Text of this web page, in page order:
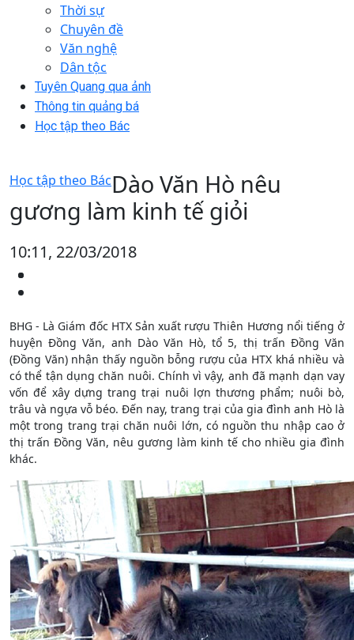
Thời sự
Chuyên đề
Văn nghệ
Dân tộc
Tuyên Quang qua ảnh
Thông tin quảng bá
Học tập theo Bác
Học tập theo BácDào Văn Hò nêu
gương làm kinh tế giỏi
10:11, 22/03/2018
BHG - Là Giám đốc HTX Sản xuất rượu Thiên Hương nổi tiếng ở
huyện Đồng Văn, anh Dào Văn Hò, tổ 5, thị trấn Đồng Văn
(Đồng Văn) nhận thấy nguồn bỗng rượu của HTX khá nhiều và
có thể tận dụng chăn nuôi. Chính vì vậy, anh đã mạnh dạn vay
vốn để xây dựng trang trại nuôi lợn thương phẩm; nuôi bò,
trâu và ngựa vỗ béo. Đến nay, trang trại của gia đình anh Hò là
một trong trang trại chăn nuôi lớn, có nguồn thu nhập cao ở
thị trấn Đồng Văn, nêu gương làm kinh tế cho nhiều gia đình
khác.